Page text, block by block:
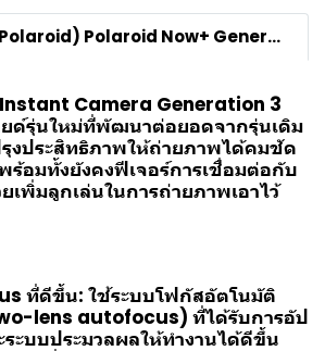
กล้องโพลารอยด์ (Polaroid) Polaroid Now+ Generation 3
Camera Generation 3
ยด์รุ่นใหม่ที่พัฒนาต่อยอดจากรุ่นเดิม
งประสิทธิภาพให้ถ่ายภาพได้คมชัด
ร้อมทั้งยังคงฟีเจอร์การเชื่อมต่อกับ
พิ่มลูกเล่นในการถ่ายภาพเอาไว้
ที่ดีขึ้น: ใช้ระบบโฟกัสอัตโนมัติ
lens autofocus) ที่ได้รับการอัป
ระบบประมวลผลให้ทำงานได้ดีขึ้น